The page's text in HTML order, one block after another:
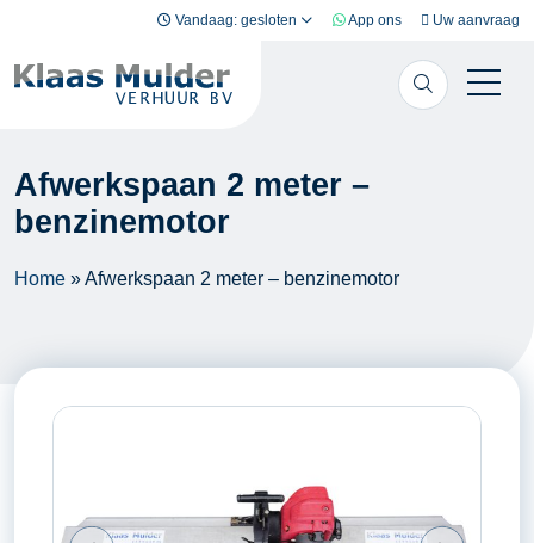
Vandaag: gesloten App ons Uw aanvraag
Afwerkspaan 2 meter –
benzinemotor
Home »Afwerkspaan 2 meter – benzinemotor